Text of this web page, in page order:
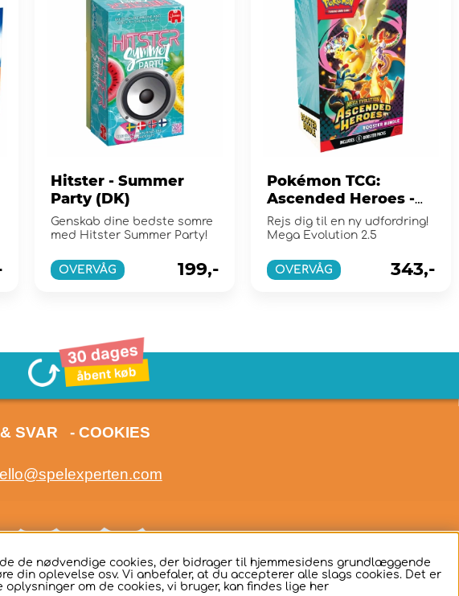
Hitster - Summer
Party (DK)
Genskab dine bedste somre
med Hitster Summer Party!
OVERVÅG 199,-
Pokémon TCG:
Ascended Heroes -
Booster Bundle
Rejs dig til en ny udfordring!
Mega Evolution 2.5
OVERVÅG 343,-
SVAR - COOKIES
de nødvendige cookies, der bidrager til hjemmesidens grundlæggende
oplevelse osv. Vi anbefaler, at du accepterer alle slags cookies. Det er
om de cookies, vi bruger, kan findes lige her